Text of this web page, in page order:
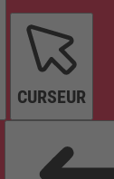
CURSEUR